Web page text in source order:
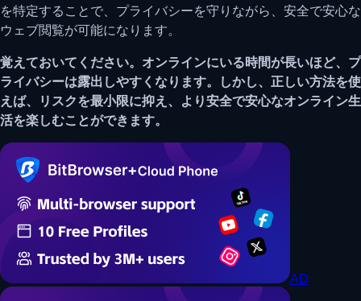
を特定することで、プライバシーを守りながら、安全で安心な
ウェブ閲覧が可能になります。
覚えておいてください。オンラインにいる時間が長いほど、プ
ライバシーは露出しやすくなります。しかし、正しい方法を使
えば、リスクを最小限に抑え、より安全で安心なオンライン生
活を楽しむことができます。
AD